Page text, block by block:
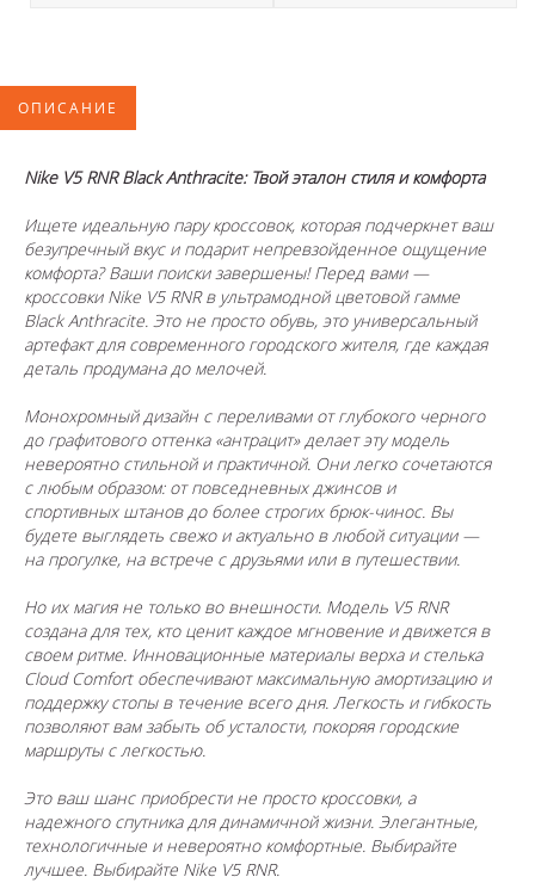
ОПИСАНИЕ
Nike V5 RNR Black Anthracite: Твой эталон стиля и комфорта
Ищете идеальную пару кроссовок, которая подчеркнет ваш
безупречный вкус и подарит непревзойденное ощущение
комфорта? Ваши поиски завершены! Перед вами —
кроссовки Nike V5 RNR в ультрамодной цветовой гамме
Black Anthracite. Это не просто обувь, это универсальный
артефакт для современного городского жителя, где каждая
деталь продумана до мелочей.
Монохромный дизайн с переливами от глубокого черного
до графитового оттенка «антрацит» делает эту модель
невероятно стильной и практичной. Они легко сочетаются
с любым образом: от повседневных джинсов и
спортивных штанов до более строгих брюк-чинос. Вы
будете выглядеть свежо и актуально в любой ситуации —
на прогулке, на встрече с друзьями или в путешествии.
Но их магия не только во внешности. Модель V5 RNR
создана для тех, кто ценит каждое мгновение и движется в
своем ритме. Инновационные материалы верха и стелька
Cloud Comfort обеспечивают максимальную амортизацию и
поддержку стопы в течение всего дня. Легкость и гибкость
позволяют вам забыть об усталости, покоряя городские
маршруты с легкостью.
Это ваш шанс приобрести не просто кроссовки, а
надежного спутника для динамичной жизни. Элегантные,
технологичные и невероятно комфортные. Выбирайте
лучшее. Выбирайте Nike V5 RNR.